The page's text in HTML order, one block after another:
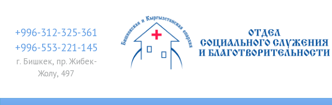
+996-312-325-361
+996-553-221-145
г. Бишкек, пр. Жибек-
Жолу, 497